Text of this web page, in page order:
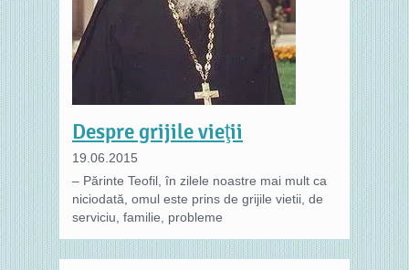
Despre grijile vieţii
19.06.2015
– Părinte Teofil, în zilele noastre mai mult ca
niciodată, omul este prins de grijile vietii, de
serviciu, familie, probleme